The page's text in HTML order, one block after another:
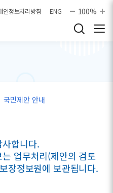
인정보처리방침 ENG 100%
국민제안 안내
합니다.
업무처리(제안의 검토
장정보원에 보관됩니다.